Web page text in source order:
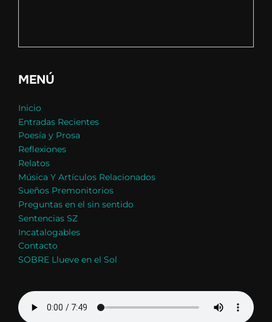
MENÚ
Inicio
Entradas Recientes
Poesía y Prosa
Reflexiones
Relatos
Música Y Artículos Relacionados
Sueños Premonitorios
Preguntas en el sin sentido
Sentencias SZ
Incatalogables
Contacto
SOBRE Llueve en el Sol